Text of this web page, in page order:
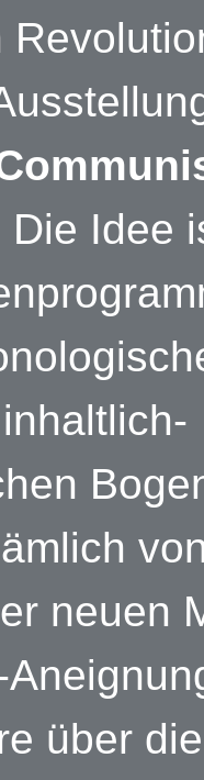
Idee
neuen
über die